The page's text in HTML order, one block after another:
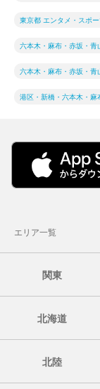
東京都 エンタメ・スポ
六本木・麻布・赤坂・
六本木・麻布・赤坂・
港区・新橋・六本木・
エリア一覧
関東
北海道
北陸